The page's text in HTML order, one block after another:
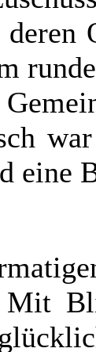
deren
eine
Mit